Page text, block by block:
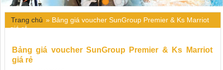
Trang chủ » Bảng giá voucher SunGroup Premier & Ks Marriot
giá rẻ
Bảng giá voucher SunGroup Premier & Ks Marriot
giá rẻ